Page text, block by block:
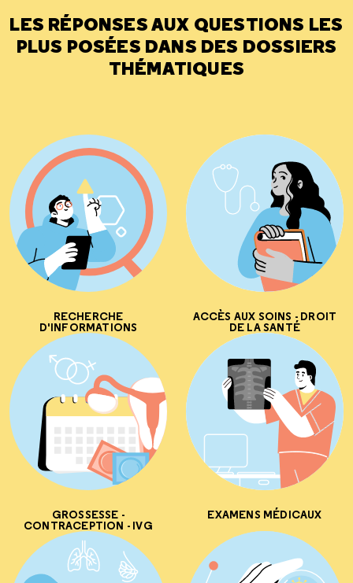
LES RÉPONSES AUX QUESTIONS LES
PLUS POSÉES DANS DES DOSSIERS
THÉMATIQUES
RECHERCHE
D'INFORMATIONS
ACCÈS AUX SOINS - DROIT
DE LA SANTÉ
GROSSESSE -
CONTRACEPTION - IVG
EXAMENS MÉDICAUX